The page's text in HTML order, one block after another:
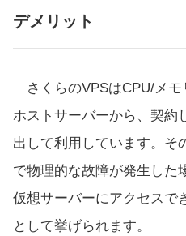
デメリット
さくらのVPSはCPU/メモ
ホストサーバーから、契約
出して利用しています。そ
で物理的な故障が発生した
仮想サーバーにアクセスで
として挙げられます。